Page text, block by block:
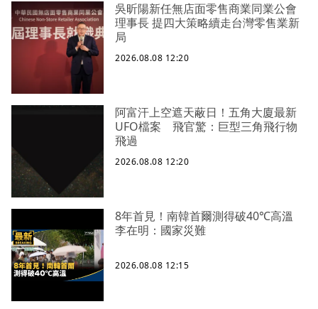
吳昕陽新任無店面零售商業同業公會
理事長 提四大策略續走台灣零售業新
局
2026.08.08 12:20
阿富汗上空遮天蔽日！五角大廈最新
UFO檔案 飛官驚：巨型三角飛行物
飛過
2026.08.08 12:20
8年首見！南韓首爾測得破40℃高溫
李在明：國家災難
2026.08.08 12:15